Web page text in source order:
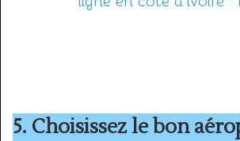
5. Choisissez le bon